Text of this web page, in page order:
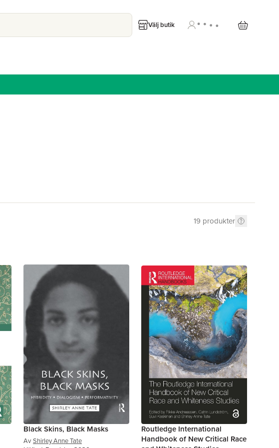
Välj butik
19 produkter
Black Skins, Black Masks
Av Shirley Anne Tate
Routledge International
Handbook of New Critical Race